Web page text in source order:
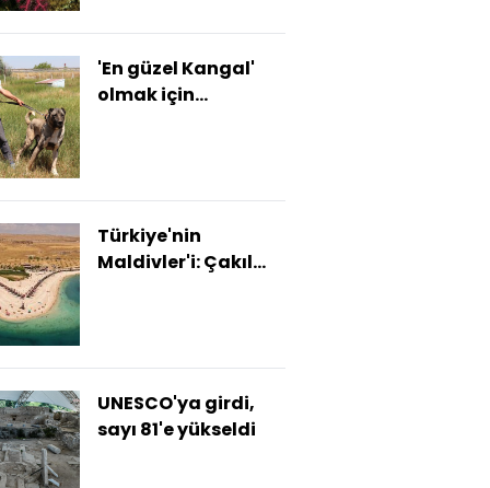
'En güzel Kangal'
olmak için
Türkiye'nin
Maldivler'i: Çakıl
UNESCO'ya girdi,
sayı 81'e yükseldi